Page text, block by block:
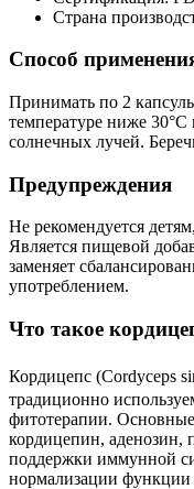
Страна
Способ
Принимать по 2
температуре ниже
солнечных лучей.
Предупреждения
Не рекомендуется
Является пищевой
заменяет
употреблением.
Что такое
Кордицепс (Cordyceps
традиционно
фитотерапии.
кордицепин, аденозин,
поддержки иммунной
нормализации функции